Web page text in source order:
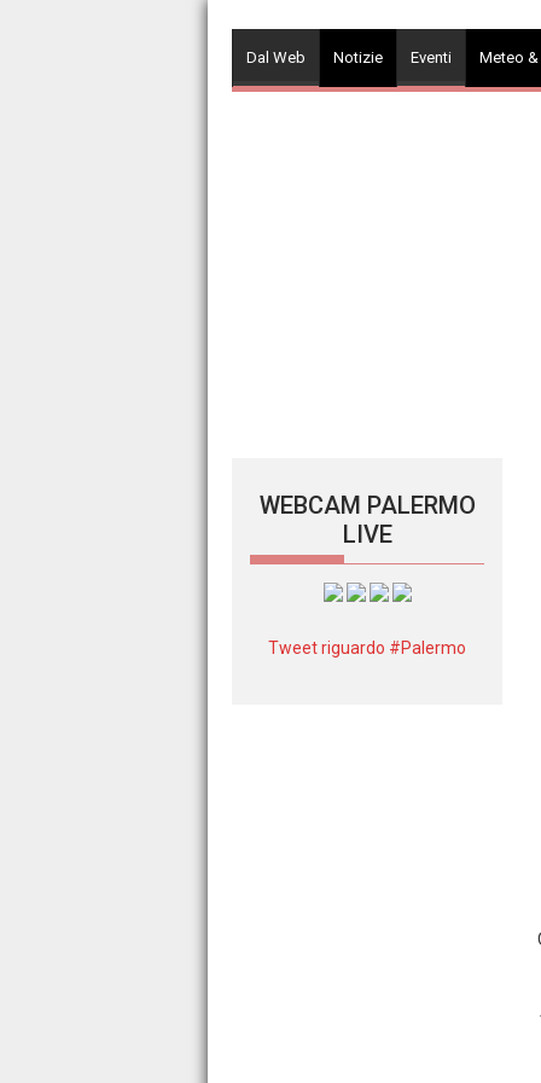
contentDal Web Notizie Eventi Meteo
WEBCAM PALERMO
LIVE
Tweet riguardo #Palermo